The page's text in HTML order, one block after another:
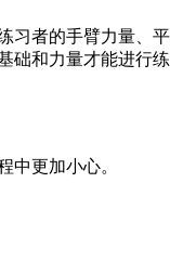
习者的手臂力量、平
础和力量才能进行练
更加小心。